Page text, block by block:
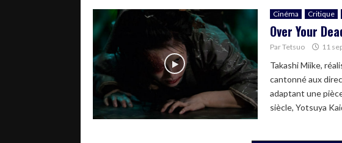
Cinéma Critique
Over Your
ParTetsuo 11
Takashi Miike,
cantonné aux
adaptant une
siècle, Yotsuya